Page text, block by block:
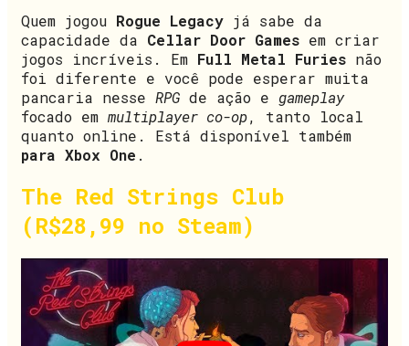
Quem jogou Rogue Legacy já sabe da
capacidade da Cellar Door Games em criar
jogos incríveis. Em Full Metal Furies não
foi diferente e você pode esperar muita
pancaria nesse RPG de ação e gameplay
focado em multiplayer co-op, tanto local
quanto online. Está disponível também
para Xbox One .
The Red Strings Club
(R$28,99 no Steam)